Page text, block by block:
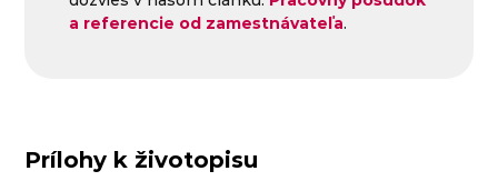
a referencie od zamestnávateľa.
Prílohy k životopisu